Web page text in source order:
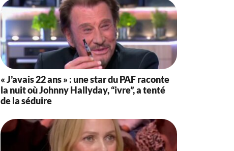
« J’avais 22 ans » : une star du PAF raconte
la nuit où Johnny Hallyday, “ivre”, a tenté
de la séduire